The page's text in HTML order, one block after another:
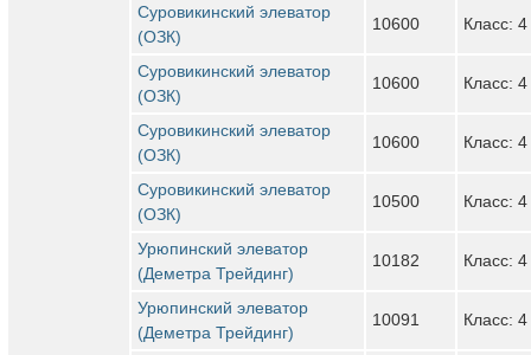
Суровикинский элеватор
(ОЗК)
10600 Класс: 4
Суровикинский элеватор
(ОЗК)
10600 Класс: 4
Суровикинский элеватор
(ОЗК)
10600 Класс: 4
Суровикинский элеватор
(ОЗК)
10500 Класс: 4
Урюпинский элеватор
(Деметра Трейдинг)
10182 Класс: 4
Урюпинский элеватор
(Деметра Трейдинг)
10091 Класс: 4